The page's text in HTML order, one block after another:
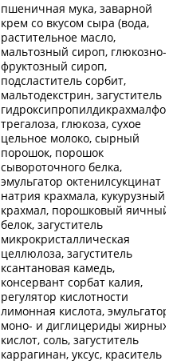
пшеничная мука, заварной
крем со вкусом сыра (вода,
растительное масло,
мальтозный сироп, глюкозно-
фруктозный сироп,
подсластитель сорбит,
мальтодекстрин, загуститель
трегалоза, глюкоза, сухое
цельное молоко, сырный
порошок, порошок
сывороточного белка,
эмульгатор октенилсукцинат
натрия крахмала, кукурузный
крахмал, порошковый яичный
белок, загуститель
микрокристаллическая
целлюлоза, загуститель
ксантановая камедь,
консервант сорбат калия,
регулятор кислотности
лимонная кислота, эмульгатор
моно- и диглицериды жирных
кислот, соль, загуститель
каррагинан, уксус, краситель